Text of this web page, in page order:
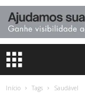
Início Tags Saudável